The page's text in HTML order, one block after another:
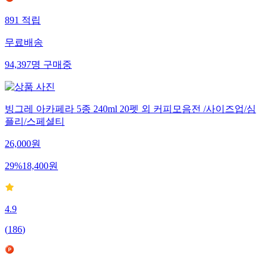
891적립
무료배송
94,397명구매중
빙그레 아카페라 5종 240ml 20펫 외 커피모음전 /사이즈업/심
플리/스페셜티
26,000원
29%18,400원
4.9
(186)